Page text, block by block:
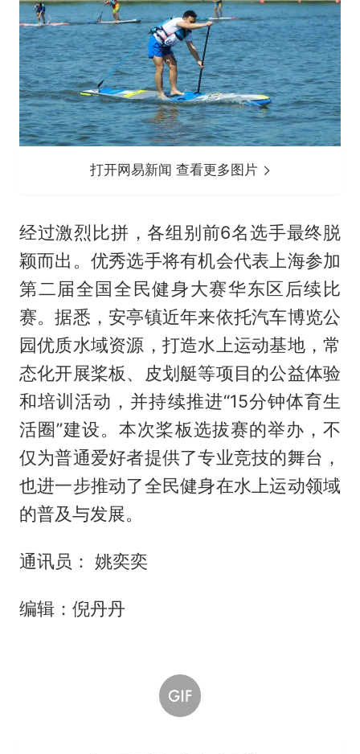
打开网易新闻 查看更多图片
经过激烈比拼，各组别前6名选手最终脱
颖而出。优秀选手将有机会代表上海参加
第二届全国全民健身大赛华东区后续比
赛。据悉，安亭镇近年来依托汽车博览公
园优质水域资源，打造水上运动基地，常
态化开展桨板、皮划艇等项目的公益体验
和培训活动，并持续推进“15分钟体育生
活圈”建设。本次桨板选拔赛的举办，不
仅为普通爱好者提供了专业竞技的舞台，
也进一步推动了全民健身在水上运动领域
的普及与发展。
通讯员： 姚奕奕
编辑：倪丹丹